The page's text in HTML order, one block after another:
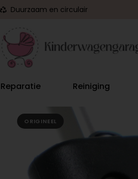
Duurzaam en circulair
Reparatie Reiniging
ORIGINEEL